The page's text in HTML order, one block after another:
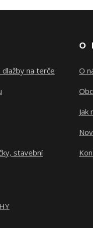
na terče
stavební
O
O
Jak